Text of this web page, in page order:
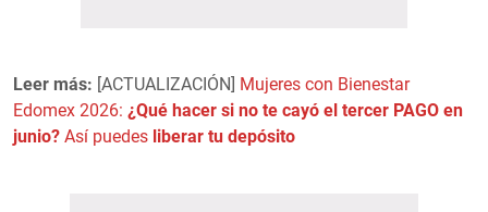
Leer más: [ACTUALIZACIÓN] Mujeres con Bienestar
Edomex 2026: ¿Qué hacer si no te cayó el tercer PAGO en
junio? Así puedes liberar tu depósito